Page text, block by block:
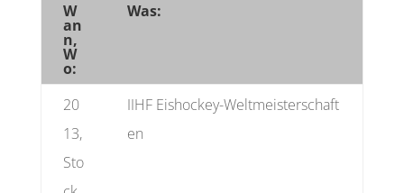
W
an
n,
W
o:
Was:
20
13,
Sto
IIHF Eishockey-Weltmeisterschaft
en